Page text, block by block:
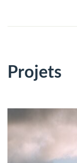
Projets